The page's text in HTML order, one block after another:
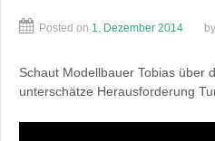
Posted on 1. Dezember 2014 by
Schaut Modellbauer Tobias über
unterschätze Herausforderung